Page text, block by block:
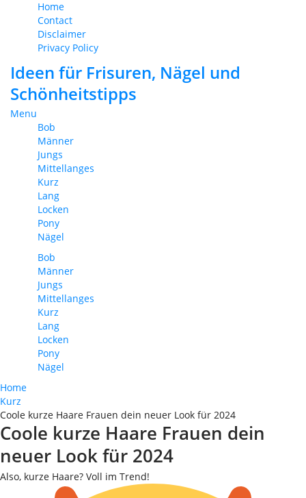
Home
Contact
Disclaimer
Privacy Policy
Ideen für Frisuren, Nägel und
Schönheitstipps
Menu
Bob
Männer
Jungs
Mittellanges
Kurz
Lang
Locken
Pony
Nägel
Bob
Männer
Jungs
Mittellanges
Kurz
Lang
Locken
Pony
Nägel
Home
Kurz
Coole kurze Haare Frauen dein neuer Look für 2024
Coole kurze Haare Frauen dein
neuer Look für 2024
Also, kurze Haare? Voll im Trend!